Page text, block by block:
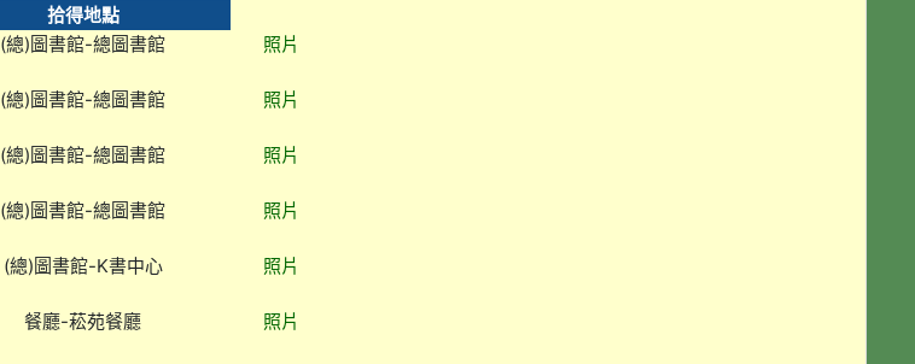
拾得地點
(總)圖書館-總圖書館 照片
(總)圖書館-總圖書館 照片
(總)圖書館-總圖書館 照片
(總)圖書館-總圖書館 照片
(總)圖書館-K書中心 照片
餐廳-菘苑餐廳 照片